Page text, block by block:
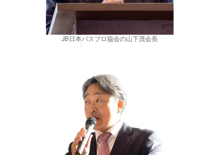
JB日本バスプロ協会の山下茂会長